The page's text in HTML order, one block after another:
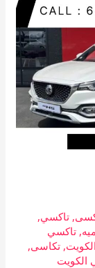
,تاكسي,
,تاكسي
,تكاسى,
الكويت